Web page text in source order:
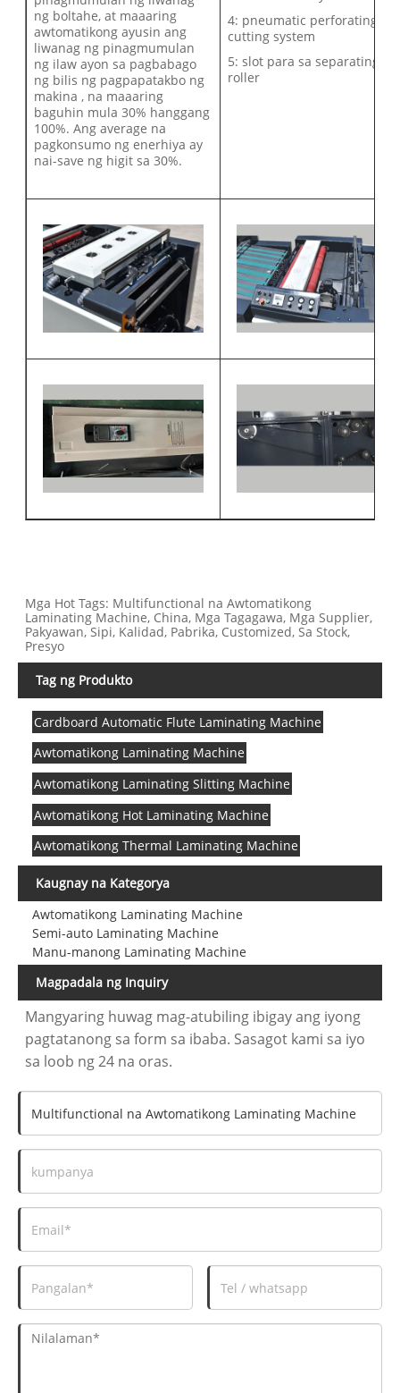
ng boltahe, at maaaring
awtomatikong ayusin ang
liwanag ng pinagmumulan
ng ilaw ayon sa pagbabago
ng bilis ng pagpapatakbo ng
makina , na maaaring
baguhin mula 30% hanggang
100%. Ang average na
pagkonsumo ng enerhiya ay
nai-save ng higit sa 30%.
4: pneumatic perforating
cutting system
5: slot para sa separating
roller
Mga Hot Tags: Multifunctional na Awtomatikong
Laminating Machine, China, Mga Tagagawa, Mga Supplier,
Pakyawan, Sipi, Kalidad, Pabrika, Customized, Sa Stock,
Presyo
Tag ng Produkto
Cardboard Automatic Flute Laminating Machine
Awtomatikong Laminating Machine
Awtomatikong Laminating Slitting Machine
Awtomatikong Hot Laminating Machine
Awtomatikong Thermal Laminating Machine
Kaugnay na Kategorya
Awtomatikong Laminating Machine
Semi-auto Laminating Machine
Manu-manong Laminating Machine
Magpadala ng Inquiry
Mangyaring huwag mag-atubiling ibigay ang iyong
pagtatanong sa form sa ibaba. Sasagot kami sa iyo
sa loob ng 24 na oras.